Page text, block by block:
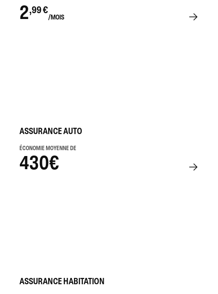
2,99 €
/MOIS
ASSURANCE AUTO
ÉCONOMIE MOYENNE DE
430€
ASSURANCE HABITATION